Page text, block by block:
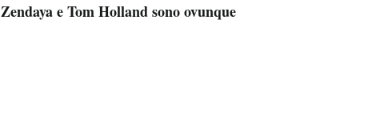
Zendaya e Tom Holland sono ovunque